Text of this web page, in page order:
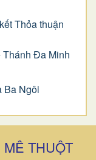
Thỏa thuận
Đa Minh
Ba Ngôi
THUỘT